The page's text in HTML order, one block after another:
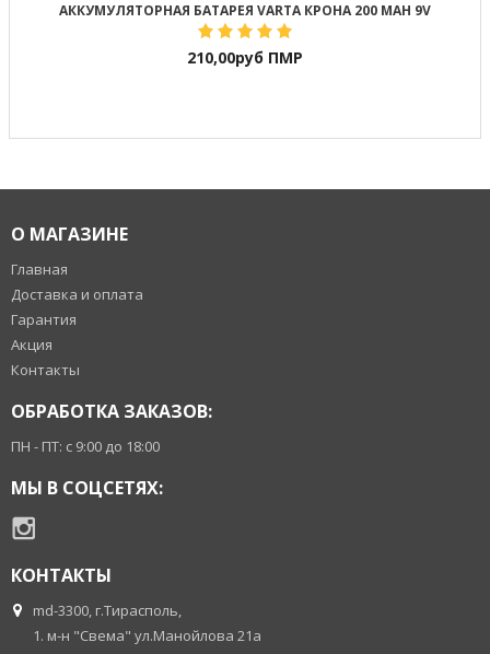
АККУМУЛЯТОРНАЯ БАТАРЕЯ VARTA КРОНА 200 MAH 9V
210,00руб ПМР
О МАГАЗИНЕ
Главная
Доставка и оплата
Гарантия
Акция
Контакты
ОБРАБОТКА ЗАКАЗОВ:
ПН - ПТ: с 9:00 до 18:00
МЫ В СОЦСЕТЯХ:
КОНТАКТЫ
md-3300, г.Тирасполь,
1. м-н "Свема" ул.Манойлова 21а